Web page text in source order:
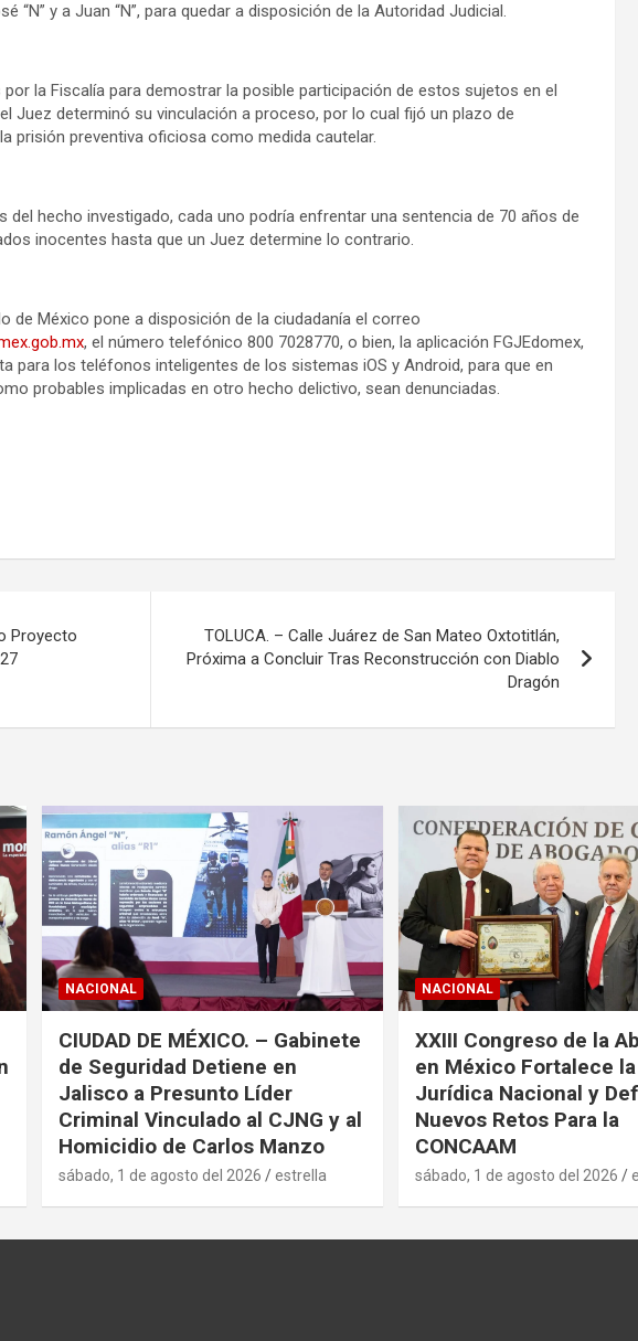
“N” y a Juan “N”, para quedar a disposición de la Autoridad Judicial.
la Fiscalía para demostrar la posible participación de estos sujetos en el
Juez determinó su vinculación a proceso, por lo cual fijó un plazo de
prisión preventiva oficiosa como medida cautelar.
del hecho investigado, cada uno podría enfrentar una sentencia de 70 años de
inocentes hasta que un Juez determine lo contrario.
de México pone a disposición de la ciudadanía el correo
, el número telefónico 800 7028770, o bien, la aplicación FGJEdomex,
para los teléfonos inteligentes de los sistemas iOS y Android, para que en
probables implicadas en otro hecho delictivo, sean denunciadas.
Proyecto
TOLUCA. – Calle Juárez de San Mateo Oxtotitlán,
Próxima a Concluir Tras Reconstrucción con Diablo
Dragón
NACIONAL
CIUDAD DE MÉXICO. – Gabinete
de Seguridad Detiene en
Jalisco a Presunto Líder
Criminal Vinculado al CJNG y al
Homicidio de Carlos Manzo
sábado, 1 de agosto del 2026 estrella
NACIONAL
XXIII Congreso de la
en México Fortalece
Jurídica Nacional y
Nuevos Retos Para la
CONCAAM
sábado, 1 de agosto del 2026